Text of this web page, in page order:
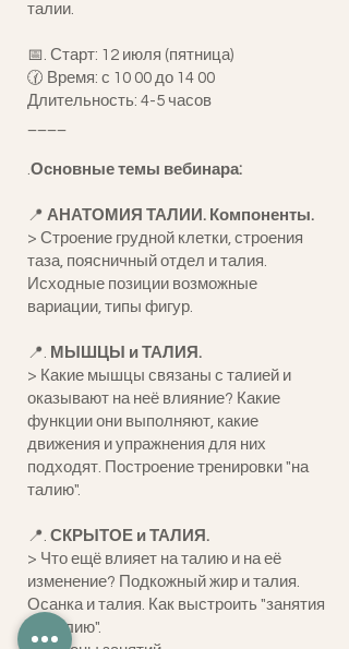
талии.
📅. Старт: 12 июля (пятница)
🕜 Время: с 10 00 до 14 00
Длительность: 4-5 часов
.Основные темы вебинара:
📍 АНАТОМИЯ ТАЛИИ. Компоненты.
> Строение грудной клетки, строения
таза, поясничный отдел и талия.
Исходные позиции возможные
вариации, типы фигур.
📍. МЫШЦЫ и ТАЛИЯ.
> Какие мышцы связаны с талией и
оказывают на неё влияние? Какие
функции они выполняют, какие
движения и упражнения для них
подходят. Построение тренировки "на
талию".
📍. СКРЫТОЕ и ТАЛИЯ.
> Что ещё влияет на талию и на её
изменение? Подкожный жир и талия.
Осанка и талия. Как выстроить "занятия
на талию".